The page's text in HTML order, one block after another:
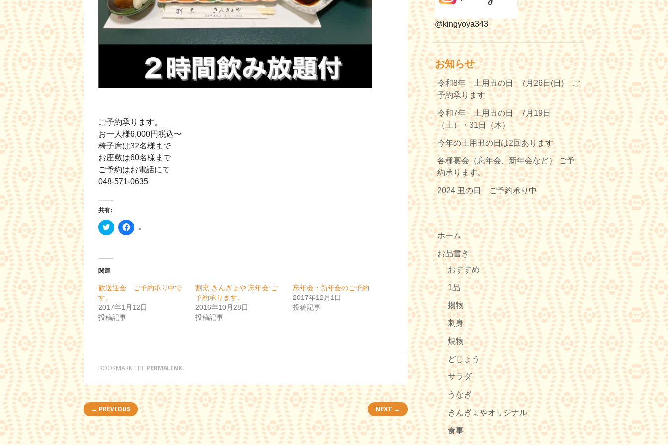
ご予約承ります。
お一人様6,000円税込〜
椅子席は32名様まで
お座敷は60名様まで
ご予約はお電話にて
048-571-0635
共有:
ク
リ
て
t
t
r
で
共
有
ン
で
開
き
ま
す
)
F
a
共
有
る
に
だ
(
新
し
い
ウ
ィ
ン
ド
ウ
関連
歓送迎会 ご予約承り中で
す。
2017年1月12日
投稿記事
割烹 きんぎょや 忘年会 ご
予約承ります。
2016年10月28日
投稿記事
忘年会・新年会のご予約
2017年12月1日
投稿記事
BOOKMARK THE PERMALINK.
Post navigation
← PREVIOUS NEXT →
@kingyoya343
お知らせ
令和8年 土用丑の日 7月26日(日) ご
予約承ります
令和7年 土用丑の日 7月19日
（土）・31日（木）
今年の土用丑の日は2回あります
各種宴会（忘年会、新年会など） ご予
約承ります。
2024 丑の日 ご予約承り中
ホーム
お品書き
おすすめ
1品
揚物
刺身
焼物
どじょう
サラダ
うなぎ
きんぎょやオリジナル
食事